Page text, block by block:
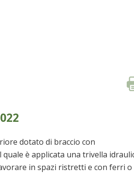
dotato di braccio con
quale è applicata una trivella
in spazi ristretti e con ferri o